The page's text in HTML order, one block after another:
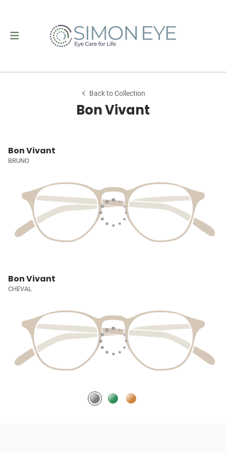
Back to Collection
Bon Vivant
Bon Vivant
BRUNO
Bon Vivant
CHEVAL